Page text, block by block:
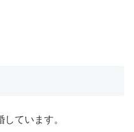
ています。